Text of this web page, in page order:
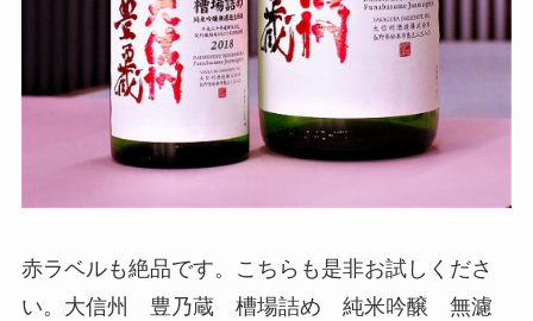
赤ラベルも絶品です。こちらも是非お試しくださ
い。大信州 豊乃蔵 槽場詰め 純米吟醸 無濾